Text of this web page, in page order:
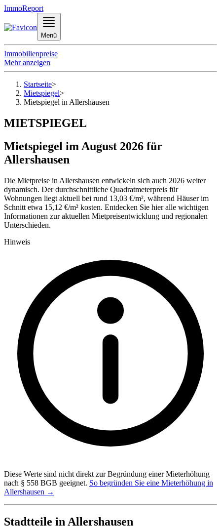
ImmoReport
Menü
Immobilienpreise
Mehr anzeigen
Startseite>
Mietspiegel>
Mietspiegel in Allershausen
MIETSPIEGEL
Mietspiegel im August 2026 für
Allershausen
Die Mietpreise in Allershausen entwickeln sich auch 2026 weiter
dynamisch. Der durchschnittliche Quadratmeterpreis für
Wohnungen liegt aktuell bei rund 13,03 €/m², während Häuser im
Schnitt etwa 15,12 €/m² kosten. Entdecken Sie hier alle wichtigen
Informationen zur aktuellen Mietpreisentwicklung und regionalen
Unterschieden.
Hinweis
Diese Werte sind nicht direkt zur Begründung einer Mieterhöhung
nach § 558 BGB geeignet. So begründen Sie eine Mieterhöhung in
Allershausen →
Stadtteile in Allershausen